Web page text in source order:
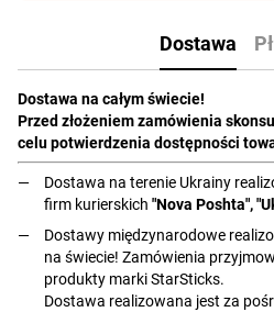
Dostawa
Dostawa na całym świecie!
Przed złożeniem zamówienia
celu potwierdzenia dostępności
Dostawa na terenie Ukrainy
firm kurierskich "Nova Poshta",
Dostawy międzynarodowe
na świecie! Zamówienia
produkty marki StarSticks.
Dostawa realizowana jest za